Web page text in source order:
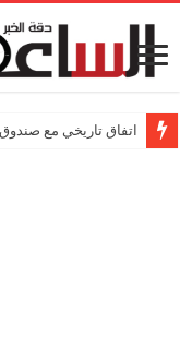
اتفاق تاريخي مع صندوق النقد…مصر